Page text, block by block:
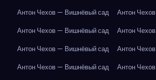
Антон Чехов — Вишнёвый сад
Антон
Антон Чехов — Вишнёвый сад
Антон
Антон Чехов — Вишнёвый сад
Антон
Антон Чехов — Вишнёвый сад
Антон